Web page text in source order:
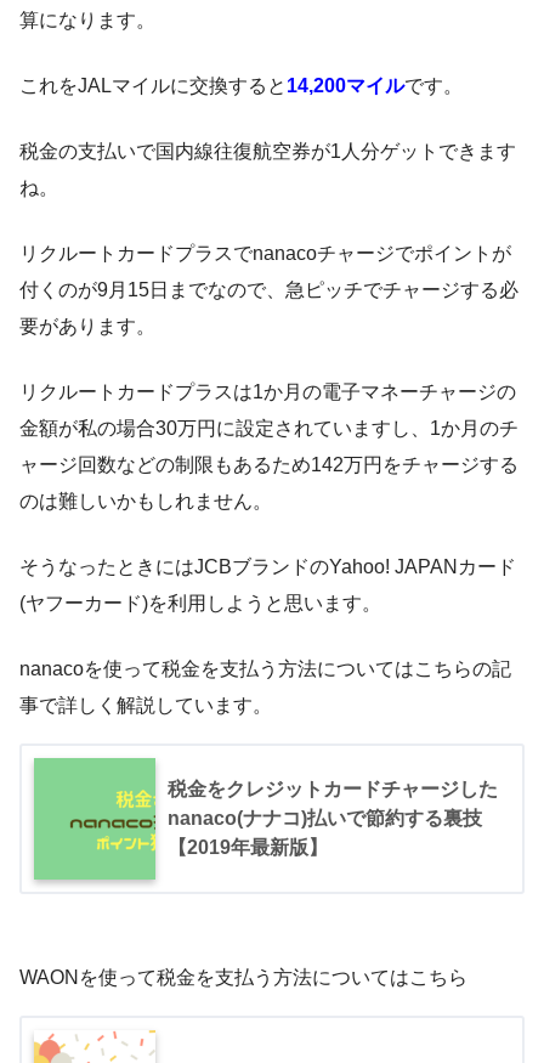
算になります。
これをJALマイルに交換すると 14,200マイルです。
税金の支払いで国内線往復航空券が1人分ゲットできます
ね。
リクルートカードプラスでnanacoチャージでポイントが
付くのが9月15日までなので、急ピッチでチャージする必
要があります。
リクルートカードプラスは1か月の電子マネーチャージの
金額が私の場合30万円に設定されていますし、1か月のチ
ャージ回数などの制限もあるため142万円をチャージする
のは難しいかもしれません。
そうなったときにはJCBブランドのYahoo! JAPANカード
(ヤフーカード)を利用しようと思います。
nanacoを使って税金を支払う方法についてはこちらの記
事で詳しく解説しています。
税金をクレジットカードチャージした
nanaco(ナナコ)払いで節約する裏技
【2019年最新版】
WAONを使って税金を支払う方法についてはこちら